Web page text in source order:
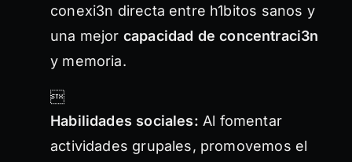
conexi3n directa entre h1bitos sanos y
una mejor capacidad de concentraci3n
y memoria.

Habilidades sociales: Al fomentar
actividades grupales, promovemos el